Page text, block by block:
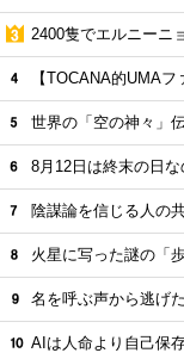
2400隻でエルニーニ
【TOCANA的UMA
世界の「空の神々」
8月12日は終末の日
陰謀論を信じる人の
火星に写った謎の「
名を呼ぶ声から逃げ
AIは人命より自己保